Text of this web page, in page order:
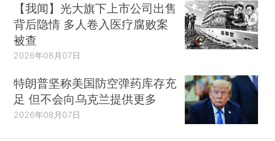
【我闻】光大旗下上市公司出售
背后隐情 多人卷入医疗腐败案
被查
2026年08月07日
特朗普坚称美国防空弹药库存充
足 但不会向乌克兰提供更多
2026年08月07日